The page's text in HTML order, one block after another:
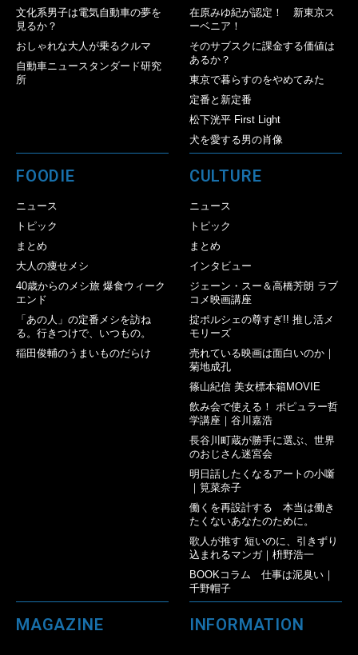
文化系男子は電気自動車の夢を
見るか？
おしゃれな大人が乗るクルマ
自動車ニュースタンダード研究
所
在原みゆ紀が認定！ 新東京ス
ーベニア！
そのサブスクに課金する価値は
あるか？
東京で暮らすのをやめてみた
定番と新定番
松下洸平 First Light
犬を愛する男の肖像
FOODIE
ニュース
トピック
まとめ
大人の痩せメシ
40歳からのメシ旅 爆食ウィーク
エンド
「あの人」の定番メシを訪ね
る。行きつけで、いつもの。
稲田俊輔のうまいものだらけ
CULTURE
ニュース
トピック
まとめ
インタビュー
ジェーン・スー＆高橋芳朗 ラブ
コメ映画講座
掟ポルシェの尊すぎ!! 推し活メ
モリーズ
売れている映画は面白いのか｜
菊地成孔
篠山紀信 美女標本箱MOVIE
飲み会で使える！ ポピュラー哲
学講座｜谷川嘉浩
長谷川町蔵が勝手に選ぶ、世界
のおじさん迷宮会
明日話したくなるアートの小噺
｜筧菜奈子
働くを再設計する 本当は働き
たくないあなたのために。
歌人が推す 短いのに、引きずり
込まれるマンガ｜枡野浩一
BOOKコラム 仕事は泥臭い｜
千野帽子
MAGAZINE INFORMATION